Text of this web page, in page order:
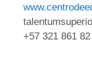
+57 321 861